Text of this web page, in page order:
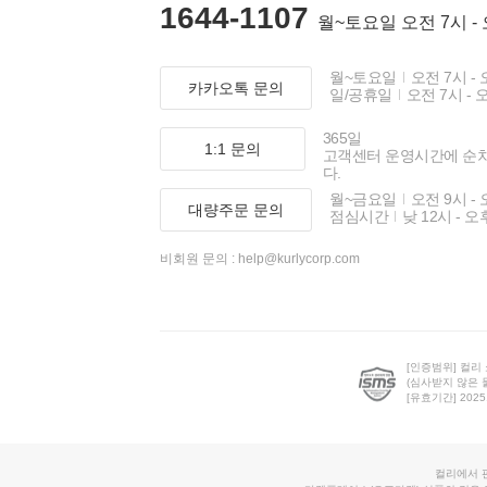
1644-1107 월~토요일 오전 7시 -
카카오톡 문의
월~토요일
오전 7시 -
일/공휴일
오전 7시 -
1:1 문의
365일
고객센터 운영시간에 순
다.
대량주문 문의
월~금요일
오전 9시 -
점심시간
낮 12시 - 오
비회원 문의 : help@kurlycorp.com
[인증범위] 컬리
(심사받지 않은
[유효기간]
컬리에서